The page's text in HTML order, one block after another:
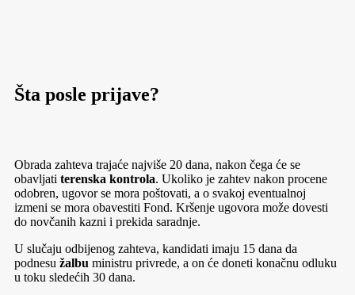
Šta posle prijave?
Obrada zahteva trajaće najviše 20 dana, nakon čega će se
obavljati terenska kontrola. Ukoliko je zahtev nakon procene
odobren, ugovor se mora poštovati, a o svakoj eventualnoj
izmeni se mora obavestiti Fond. Kršenje ugovora može dovesti
do novčanih kazni i prekida saradnje.
U slučaju odbijenog zahteva, kandidati imaju 15 dana da
podnesu žalbu ministru privrede, a on će doneti konačnu odluku
u toku sledećih 30 dana.